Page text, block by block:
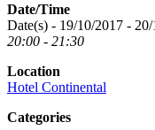
Date/Time
Date(s) - 19/10/2017 -
20:00 - 21:30
Location
Hotel Continental
Categories